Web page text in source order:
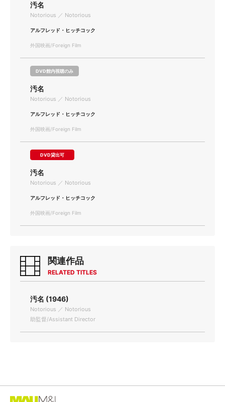
汚名
Notorious ／ Notorious
アルフレッド・ヒッチコック
外国映画/Foreign Film
DVD館内視聴のみ
汚名
Notorious ／ Notorious
アルフレッド・ヒッチコック
外国映画/Foreign Film
DVD貸出可
汚名
Notorious ／ Notorious
アルフレッド・ヒッチコック
外国映画/Foreign Film
関連作品
RELATED TITLES
汚名 (1946)
Notorious ／ Notorious
助監督/Assistant Director